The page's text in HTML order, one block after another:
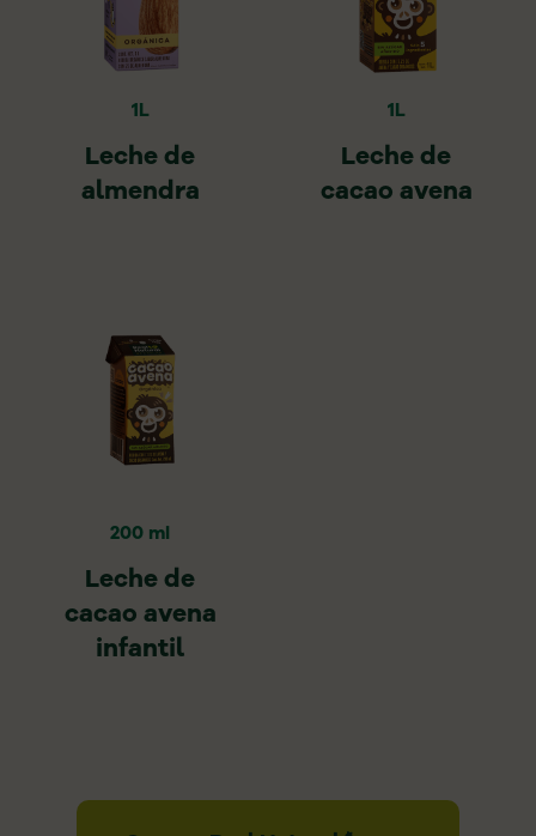
1L
Leche de
almendra
1L
Leche de
cacao avena
200 ml
Leche de
cacao avena
infantil